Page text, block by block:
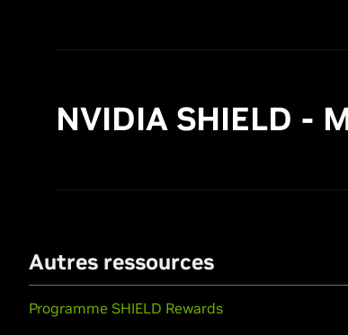
NVIDIA SHIELD -
Autres ressources
Programme SHIELD Rewards